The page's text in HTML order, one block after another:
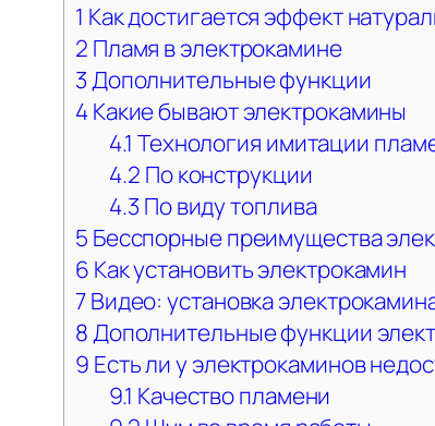
1 Как достигается эффект
2 Пламя в электрокамине
3Дополнительные функции
4Какие бывают электрокамины
4.1 Технология имитации
4.2 По конструкции
4.3 По виду топлива
5 Бесспорные преимущества
6 Как установить электрокамин
7Видео: установка
8Дополнительные функции
9 Есть ли у электрокаминов
9.1 Качество пламени